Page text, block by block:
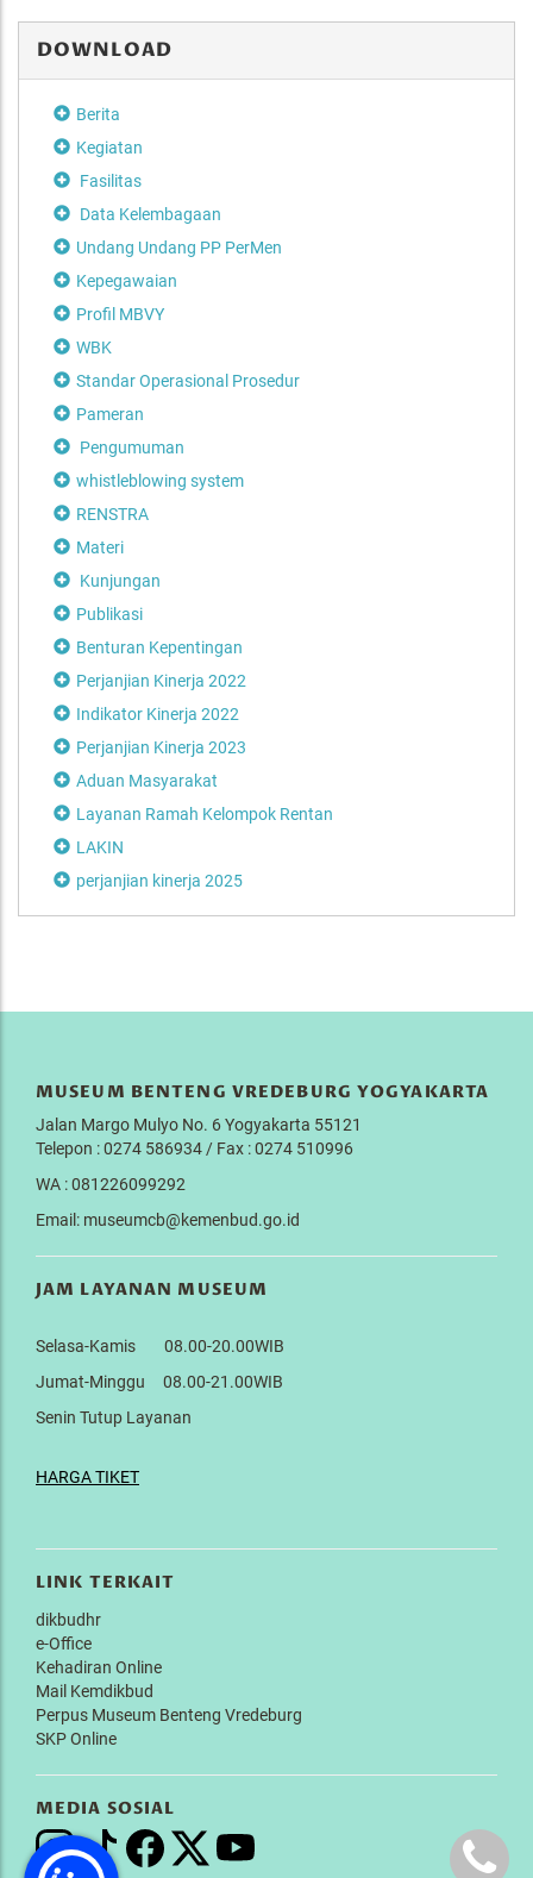
DOWNLOAD
Berita
Kegiatan
Fasilitas
Data Kelembagaan
Undang Undang PP PerMen
Kepegawaian
Profil MBVY
WBK
Standar Operasional Prosedur
Pameran
Pengumuman
whistleblowing system
RENSTRA
Materi
Kunjungan
Publikasi
Benturan Kepentingan
Perjanjian Kinerja 2022
Indikator Kinerja 2022
Perjanjian Kinerja 2023
Aduan Masyarakat
Layanan Ramah Kelompok Rentan
LAKIN
perjanjian kinerja 2025
MUSEUM BENTENG VREDEBURG YOGYAKARTA
Jalan Margo Mulyo No. 6 Yogyakarta 55121
Telepon : 0274 586934 / Fax : 0274 510996
WA : 081226099292
Email: museumcb@kemenbud.go.id
JAM LAYANAN MUSEUM
Selasa-Kamis 08.00-20.00WIB
Jumat-Minggu 08.00-21.00WIB
Senin Tutup Layanan
HARGA TIKET
LINK TERKAIT
dikbudhr
e-Office
Kehadiran Online
Mail Kemdikbud
Perpus Museum Benteng Vredeburg
SKP Online
MEDIA SOSIAL